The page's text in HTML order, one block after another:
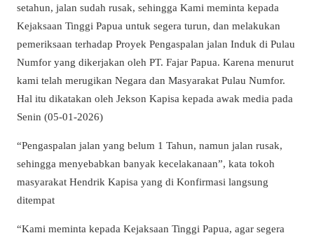
setahun, jalan sudah rusak, sehingga Kami meminta kepada
Kejaksaan Tinggi Papua untuk segera turun, dan melakukan
pemeriksaan terhadap Proyek Pengaspalan jalan Induk di Pulau
Numfor yang dikerjakan oleh PT. Fajar Papua. Karena menurut
kami telah merugikan Negara dan Masyarakat Pulau Numfor.
Hal itu dikatakan oleh Jekson Kapisa kepada awak media pada
Senin (05-01-2026)
“Pengaspalan jalan yang belum 1 Tahun, namun jalan rusak,
sehingga menyebabkan banyak kecelakanaan”, kata tokoh
masyarakat Hendrik Kapisa yang di Konfirmasi langsung
ditempat
“Kami meminta kepada Kejaksaan Tinggi Papua, agar segera